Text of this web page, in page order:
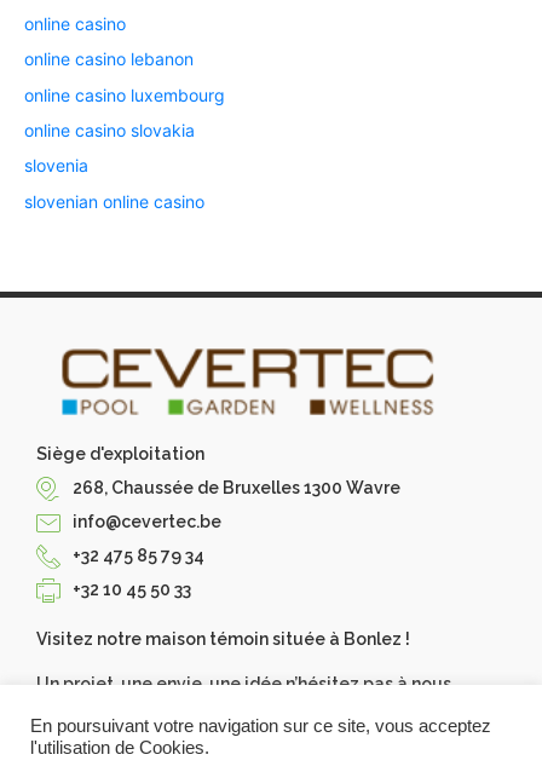
online casino
online casino lebanon
online casino luxembourg
online casino slovakia
slovenia
slovenian online casino
Siège d'exploitation
268, Chaussée de Bruxelles 1300 Wavre
info@cevertec.be
+32 475 85 79 34
+32 10 45 50 33
Visitez notre maison témoin située à Bonlez !
Un projet, une envie, une idée n’hésitez pas à nous
votre devis gratuit.
En poursuivant votre navigation sur ce site, vous acceptez
l'utilisation de Cookies.